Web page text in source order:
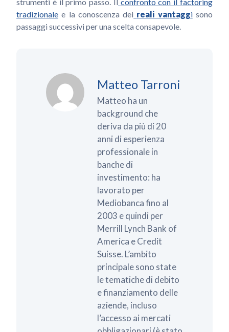
strumenti è il primo passo. Il
confronto con il factoring
tradizionale e la conoscenza dei reali vantaggisono
passaggi successivi per una scelta consapevole.
Matteo Tarroni
Matteo ha un
background che
deriva da più di 20
anni di esperienza
professionale in
banche di
investimento: ha
lavorato per
Mediobanca fino al
2003 e quindi per
Merrill Lynch Bank of
America e Credit
Suisse. L’ambito
principale sono state
le tematiche di debito
e finanziamento delle
aziende, incluso
l’accesso ai mercati